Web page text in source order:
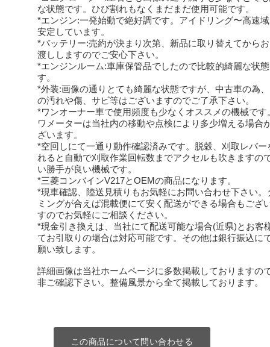
な状態です。ひび割れもなくまだまだ使用可能です。
*エンジン:一発始動で絶好調です。アイドリング〜高速
安定しています。
*バッテリー:売約が決まり次第、新品に取り替えてから
渡ししますのでご安心下さい。
*エンジンルーム:車庫保管品でしたので比較的綺麗な状
す。
*外装:画像の通りとても綺麗な状態ですが、中古車の為
の汚れや傷、サビ等はございますのでご了承下さい。
*ワンオーナー車で使用頻度も少なくオススメの機械です
ワメーターは当社内の移動や点検により多少増える場合
ざいます。
*空回しにて一通り動作確認済みです。脱穀、刈取レバー
れると自動で刈取作業回転数までアクセルも吹きますの
い勝手が良い機械です。
*三菱コンバインV217とOEMの商品になります。
*現車確認、陸送見積りもお気軽にお問い合わせ下さい。
ミングが合えば混載便にて安く配送ができる場合もござ
すのでお気軽にご相談ください。
*現金引き換えは、当社にて配送可能な場合(近県)とお客
てお引取りの場合は対応可能です。その他は銀行振込に
願い致します。
詳細画像は当社ホームページに多数掲載しておりますの
非ご確認下さい。整備風景から全て掲載しております。
この商品について問い合わせる